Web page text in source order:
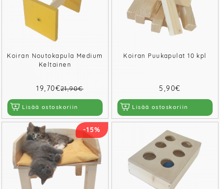
Koiran Noutokapula Medium
Keltainen
19,70€21,90€
Lisää ostoskoriin
Koiran Puukapulat 10 kpl
5,90€
Lisää ostoskoriin
-15%